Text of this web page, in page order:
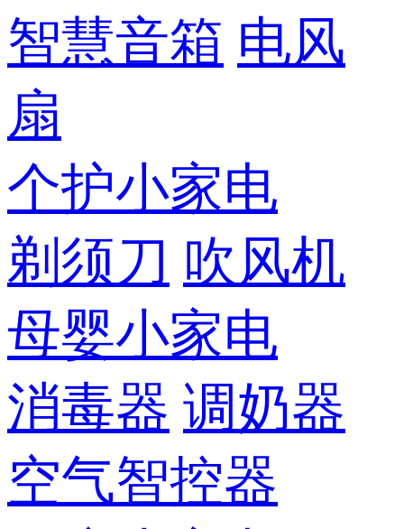
智慧音箱 电风
扇
个护小家电
剃须刀 吹风机
母婴小家电
消毒器 调奶器
空气智控器